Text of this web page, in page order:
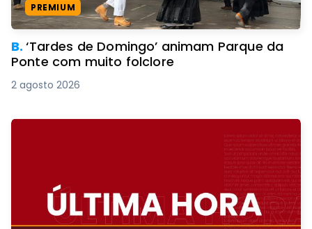
PREMIUM
B.‘Tardes de Domingo’ animam Parque da
Ponte com muito folclore
2 agosto 2026